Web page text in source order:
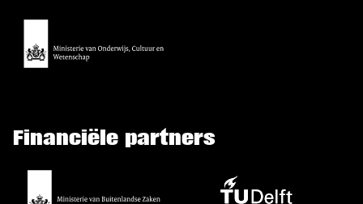
Financiële partners